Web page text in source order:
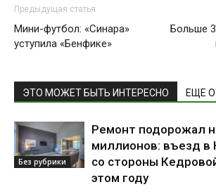
Предыдущая статья
Мини-футбол: «Синара»
уступила «Бенфике»
Больше
ЭТО МОЖЕТ БЫТЬ ИНТЕРЕСНО ЕЩЕ
Без рубрики
Ремонт подорожал
миллионов: въезд в
со стороны
этом году